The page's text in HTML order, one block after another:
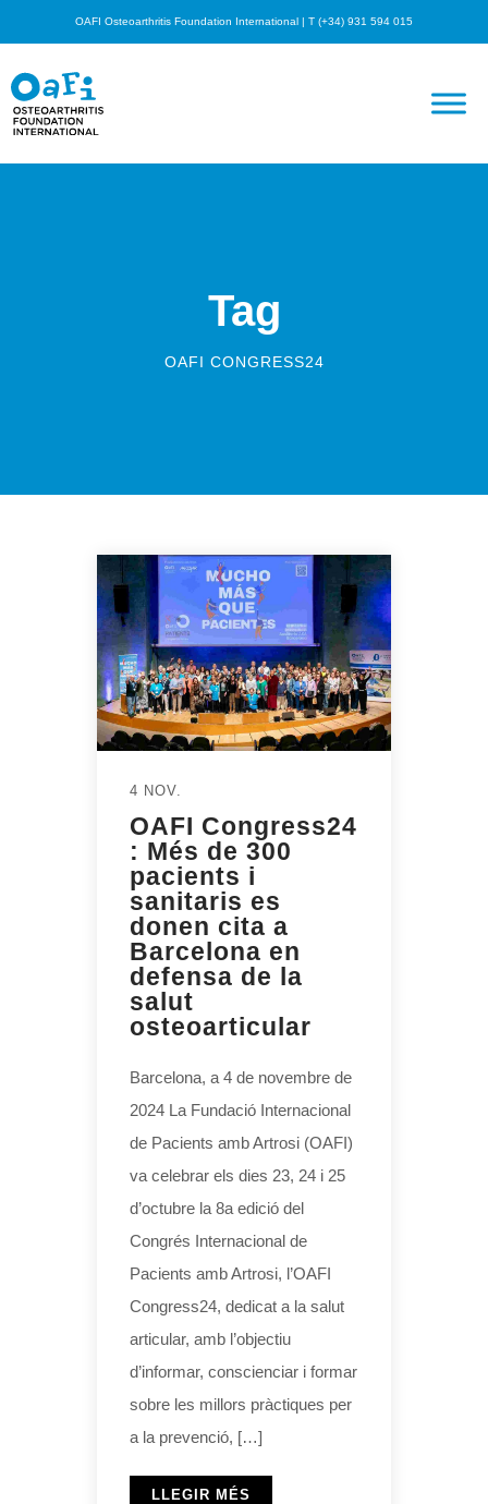
OAFI Osteoarthritis Foundation International | T (+34) 931 594 015
Tag
OAFI CONGRESS24
4 NOV.
OAFI Congress24
: Més de 300
pacients i
sanitaris es
donen cita a
Barcelona en
defensa de la
salut
osteoarticular
Barcelona, a 4 de novembre de
2024 La Fundació Internacional
de Pacients amb Artrosi (OAFI)
va celebrar els dies 23, 24 i 25
d’octubre la 8a edició del
Congrés Internacional de
Pacients amb Artrosi, l’OAFI
Congress24, dedicat a la salut
articular, amb l’objectiu
d’informar, conscienciar i formar
sobre les millors pràctiques per
a la prevenció, […]
LLEGIR MÉS